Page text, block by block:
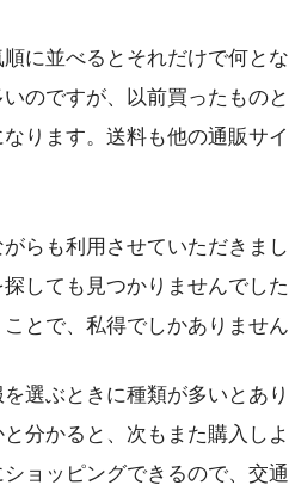
に並べるとそれだけで何と
のですが、以前買ったもの
ります。送料も他の通販サ
らも利用させていただきま
しても見つかりませんでし
とで、私得でしかありません
選ぶときに種類が多いとあ
分かると、次もまた購入し
ョッピングできるので、交